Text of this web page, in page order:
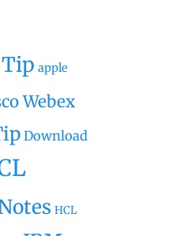
apple
Webex
Download
HCL